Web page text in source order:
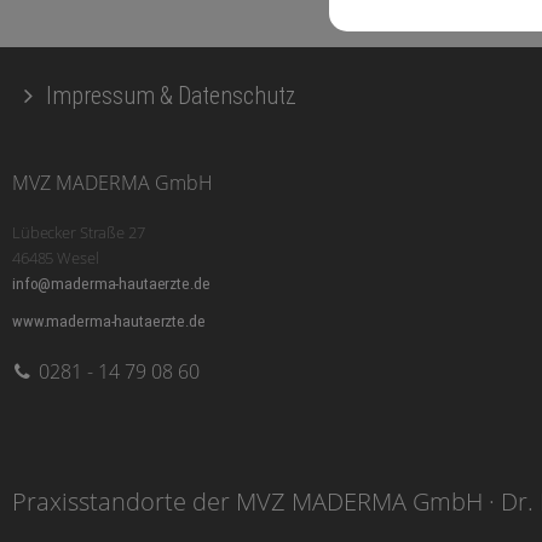
Impressum & Datenschutz
MVZ MADERMA GmbH
Lübecker Straße 27
46485 Wesel
info@maderma-hautaerzte.de
www.maderma-hautaerzte.de
0281 - 14 79 08 60
Praxisstandorte der MVZ MADERMA GmbH ·